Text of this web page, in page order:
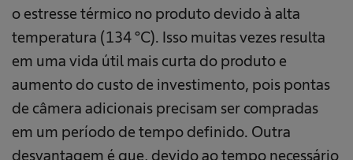
o estresse térmico no produto devido à alta
temperatura (134 °C). Isso muitas vezes resulta
em uma vida útil mais curta do produto e
aumento do custo de investimento, pois pontas
de câmera adicionais precisam ser compradas
em um período de tempo definido. Outra
desvantagem é que, devido ao tempo necessário